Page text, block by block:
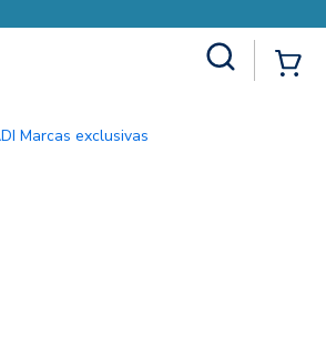
ADI Marcas exclusivas